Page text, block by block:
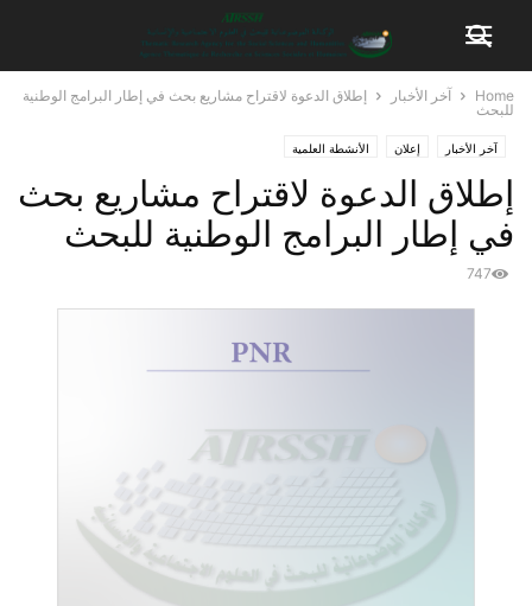
Home آخر الأخبار
إطلاق الدعوة لاقتراح مشاريع بحث في إطار البرامج الوطنية
للبحث
آخر الأخبار إعلان الأنشطة العلمية
إطلاق الدعوة لاقتراح مشاريع بحث
في إطار البرامج الوطنية للبحث
747